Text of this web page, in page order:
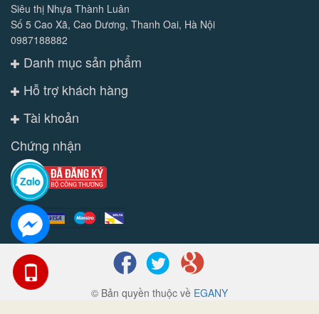
Siêu thị Nhựa Thành Luân
Số 5 Cao Xã, Cao Dương, Thanh Oai, Hà Nội
0987188882
Danh mục sản phẩm
Hỗ trợ khách hàng
Tài khoản
Chứng nhận
© Bản quyền thuộc về EGANY